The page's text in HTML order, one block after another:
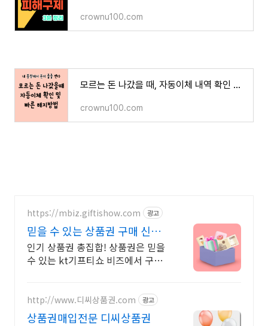
crownu100.com
모르는 돈 나갔을 때, 자동이체 내역 확인 및 자동이체 해지 방법
crownu100.com
https://mbiz.giftishow.com 광고
믿을 수 있는 상품권 구매 신규
고객 100% 상품혜택!
인기 상품권 총집합! 상품권은 믿을
수 있는 kt기프티쇼 비즈에서 구매
성, 최대 12%할인!
http://www.디씨상품권.com 광고
상품권매입전문 디씨상품권